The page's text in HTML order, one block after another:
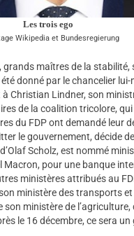
Les trois ego
Wikipedia et Bundesregierung
grands maîtres de la
donné par le chancelier lui-
Christian Lindner, son
de la coalition tricolore,
du FDP ont demandé leur
le gouvernement, décide
Scholz, est nommé
pour une banque
ministères attribués au
ministère des transports
ministère de l’agriculture,
le 16 décembre, ce sera